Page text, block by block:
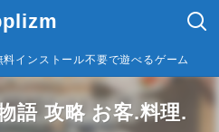
料インストール不要で遊べるゲーム
語 攻略 お客.料理.